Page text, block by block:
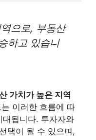
으로, 부동산
하고 있습니
가치가 높은 지역
이러한 흐름에 따
대됩니다. 투자자와
택이 될 수 있으며,